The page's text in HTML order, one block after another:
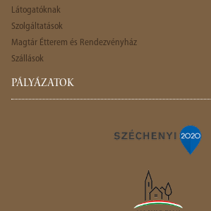
Látogatóknak
Szolgáltatások
Magtár Étterem és Rendezvényház
Szállások
PÁLYÁZATOK